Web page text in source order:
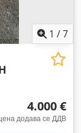
1 /7
4.000 €
додава се ДДВ